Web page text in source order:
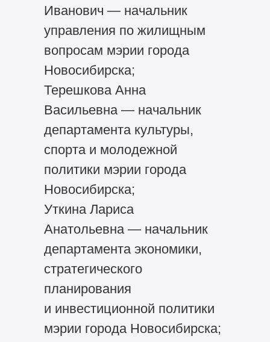
Иванович — начальник
управления по жилищным
вопросам мэрии города
Новосибирска;
Терешкова Анна
Васильевна — начальник
департамента культуры,
спорта и молодежной
политики мэрии города
Новосибирска;
Уткина Лариса
Анатольевна — начальник
департамента экономики,
стратегического
планирования
и инвестиционной политики
мэрии города Новосибирска;